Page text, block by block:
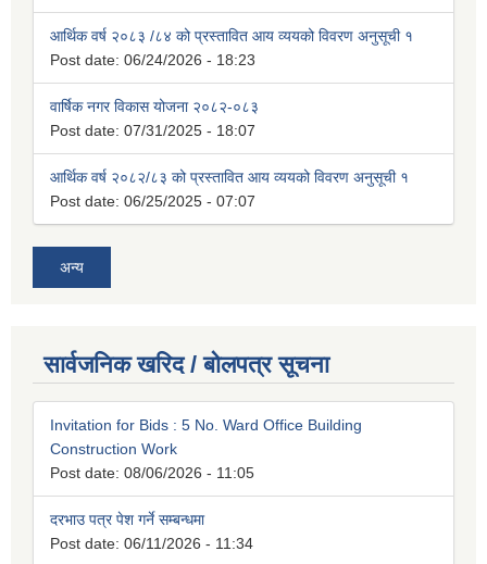
आर्थिक वर्ष २०८३ /८४ को प्रस्तावित आय व्ययको विवरण अनुसूची १
Post date: 06/24/2026 - 18:23
वार्षिक नगर विकास योजना २०८२-०८३
Post date: 07/31/2025 - 18:07
आर्थिक वर्ष २०८२/८३ को प्रस्तावित आय व्ययको विवरण अनुसूची १
Post date: 06/25/2025 - 07:07
अन्य
सार्वजनिक खरिद / बोलपत्र सूचना
Invitation for Bids : 5 No. Ward Office Building
Construction Work
Post date: 08/06/2026 - 11:05
दरभाउ पत्र पेश गर्ने सम्बन्धमा
Post date: 06/11/2026 - 11:34